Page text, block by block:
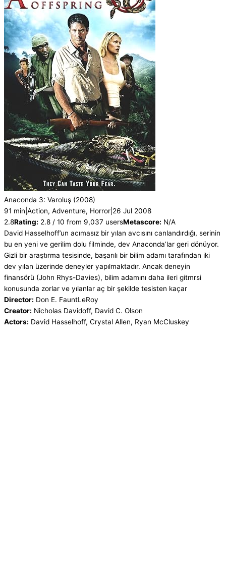
Anaconda 3: Varoluş (2008)
91 min Action, Adventure, Horror 26 Jul 2008
2.8Rating: 2.8 / 10 from 9,037 usersMetascore: N/A
David Hasselhoff’un acımasız bir yılan avcısını canlandırdığı, serinin
bu en yeni ve gerilim dolu filminde, dev Anaconda’lar geri dönüyor.
Gizli bir araştırma tesisinde, başarılı bir bilim adamı tarafından iki
dev yılan üzerinde deneyler yapılmaktadır. Ancak deneyin
finansörü (John Rhys-Davies), bilim adamını daha ileri gitmrsi
konusunda zorlar ve yılanlar aç bir şekilde tesisten kaçar
Director: Don E. FauntLeRoy
Creator: Nicholas Davidoff, David C. Olson
Actors: David Hasselhoff, Crystal Allen, Ryan McCluskey